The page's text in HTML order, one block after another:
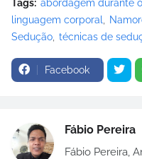
Tags: abordagem durante
linguagem corporal
Sedução técnicas de
Facebook
Fábio Pereira
Fábio Pereira,